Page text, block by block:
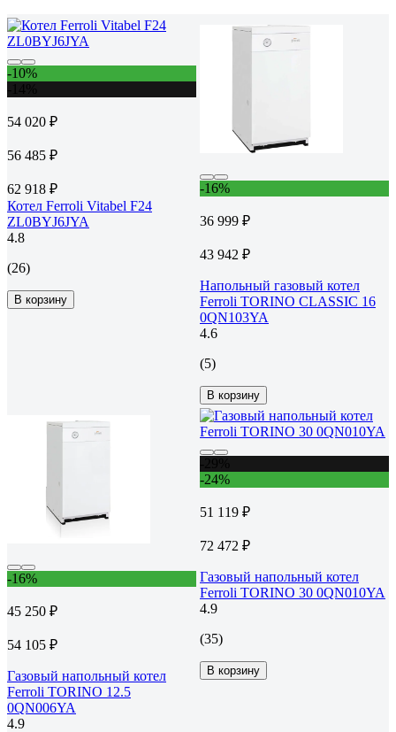
-10%
54 020 ₽
56 485 ₽
62 918 ₽
Котел Ferroli Vitabel F24
ZL0BYJ6JYA
4.8
(26)
В корзину
-16%
36 999 ₽
43 942 ₽
Напольный газовый котел
Ferroli TORINO CLASSIC 16
0QN103YA
4.6
(5)
В корзину
-16%
45 250 ₽
54 105 ₽
Газовый напольный котел
Ferroli TORINO 12.5
0QN006YA
4.9
-24%
51 119 ₽
72 472 ₽
Газовый напольный котел
Ferroli TORINO 30 0QN010YA
4.9
(35)
В корзину